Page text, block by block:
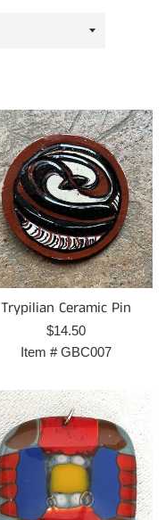
Trypilian Ceramic Pin
Prix
régulier
$14.50
Item #GBC007